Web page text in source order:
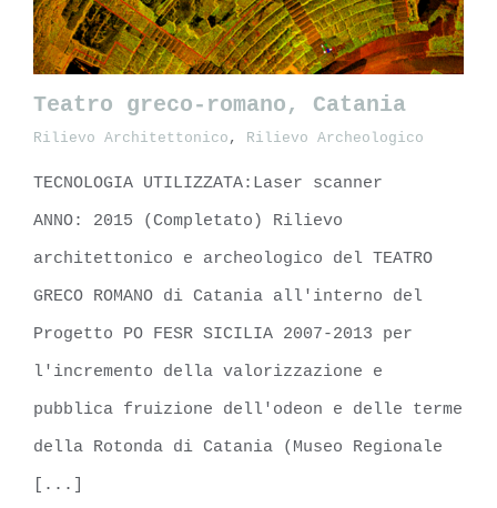
Teatro greco-romano, Catania
Rilievo Architettonico , Rilievo Archeologico
TECNOLOGIA UTILIZZATA:Laser scanner
ANNO: 2015 (Completato) Rilievo
architettonico e archeologico del TEATRO
GRECO ROMANO di Catania all'interno del
Progetto PO FESR SICILIA 2007-2013 per
l'incremento della valorizzazione e
pubblica fruizione dell'odeon e delle terme
della Rotonda di Catania (Museo Regionale
[...]